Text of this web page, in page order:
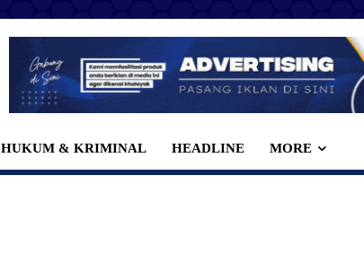
HUKUM & KRIMINAL HEADLINE MORE